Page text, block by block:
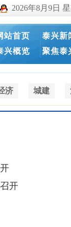
2026年8月9日
站首页
兴概览
泰兴新
聚焦泰
济 城建
开